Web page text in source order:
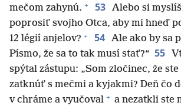
mečom zahynú. + 53 Alebo si
poprosiť svojho Otca, aby mi hneď
12 légií anjelov? + 54 Ale ako by sa
Písmo, že sa to tak musí stať?“ 55
spýtal zástupu: „Som zločinec, že
zatknúť s mečmi a kyjakmi? Deň čo
v chráme a vyučoval + a nezatkli ste